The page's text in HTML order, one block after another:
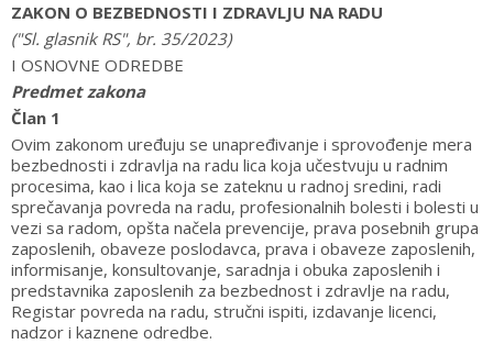
ZAKON O BEZBEDNOSTI I ZDRAVLJU NA RADU
("Sl. glasnik RS", br. 35/2023)
I OSNOVNE ODREDBE
Predmet zakona
Član 1
Ovim zakonom uređuju se unapređivanje i sprovođenje mera
bezbednosti i zdravlja na radu lica koja učestvuju u radnim
procesima, kao i lica koja se zateknu u radnoj sredini, radi
sprečavanja povreda na radu, profesionalnih bolesti i bolesti u
vezi sa radom, opšta načela prevencije, prava posebnih grupa
zaposlenih, obaveze poslodavca, prava i obaveze zaposlenih,
informisanje, konsultovanje, saradnja i obuka zaposlenih i
predstavnika zaposlenih za bezbednost i zdravlje na radu,
Registar povreda na radu, stručni ispiti, izdavanje licenci,
nadzor i kaznene odredbe.